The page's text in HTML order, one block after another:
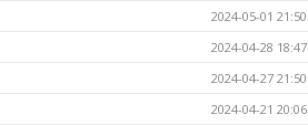
2024-05-01 21:50
2024-04-28 18:47
2024-04-27 21:50
2024-04-21 20:06